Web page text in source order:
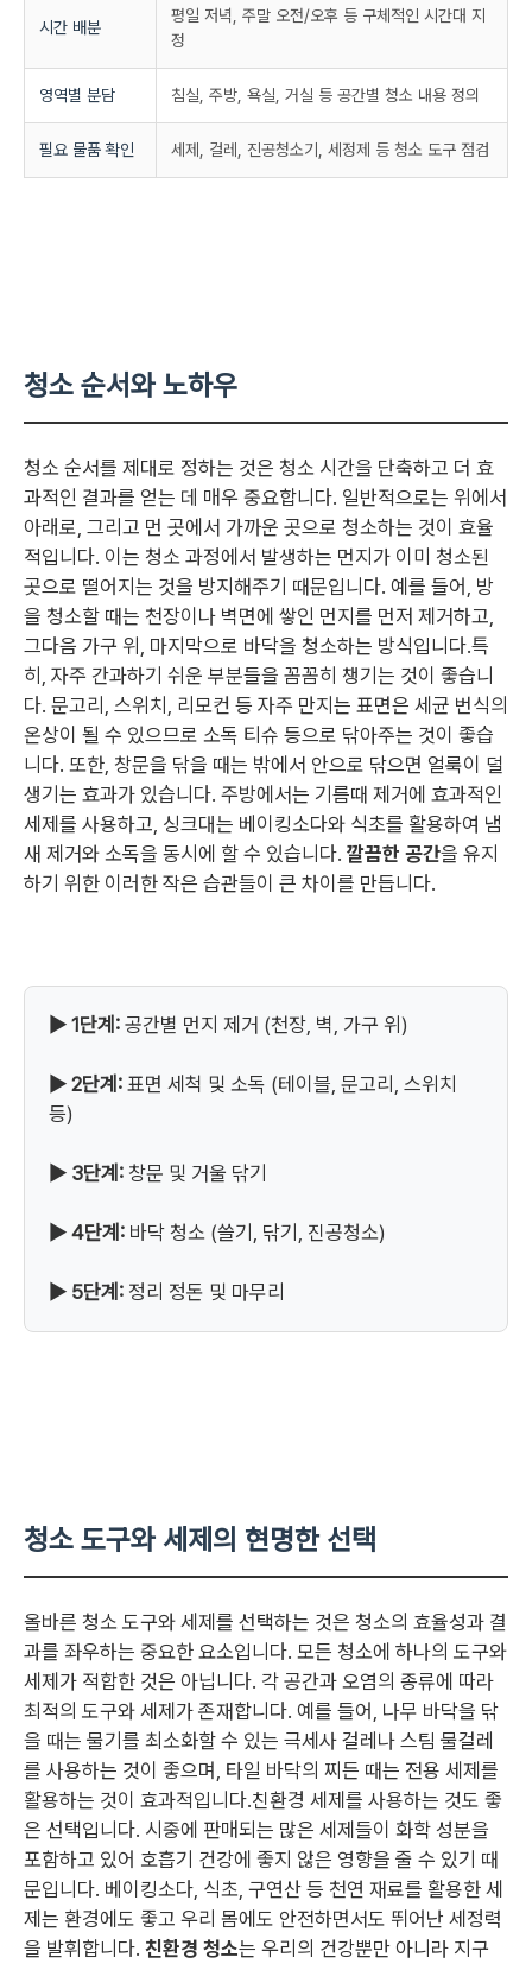
시간 배분
평일 저녁, 주말 오전/오후 등 구체적인 시간대 지
정
영역별 분담 침실, 주방, 욕실, 거실 등 공간별 청소 내용 정의
필요 물품 확인 세제, 걸레, 진공청소기, 세정제 등 청소 도구 점검
청소 순서와 노하우
청소 순서를 제대로 정하는 것은 청소 시간을 단축하고 더 효
과적인 결과를 얻는 데 매우 중요합니다. 일반적으로는 위에서
아래로, 그리고 먼 곳에서 가까운 곳으로 청소하는 것이 효율
적입니다. 이는 청소 과정에서 발생하는 먼지가 이미 청소된
곳으로 떨어지는 것을 방지해주기 때문입니다. 예를 들어, 방
을 청소할 때는 천장이나 벽면에 쌓인 먼지를 먼저 제거하고,
그다음 가구 위, 마지막으로 바닥을 청소하는 방식입니다.특
히, 자주 간과하기 쉬운 부분들을 꼼꼼히 챙기는 것이 좋습니
다. 문고리, 스위치, 리모컨 등 자주 만지는 표면은 세균 번식의
온상이 될 수 있으므로 소독 티슈 등으로 닦아주는 것이 좋습
니다. 또한, 창문을 닦을 때는 밖에서 안으로 닦으면 얼룩이 덜
생기는 효과가 있습니다. 주방에서는 기름때 제거에 효과적인
세제를 사용하고, 싱크대는 베이킹소다와 식초를 활용하여 냄
새 제거와 소독을 동시에 할 수 있습니다. 깔끔한 공간을 유지
하기 위한 이러한 작은 습관들이 큰 차이를 만듭니다.
▶ 1단계: 공간별 먼지 제거 (천장, 벽, 가구 위)
▶ 2단계: 표면 세척 및 소독 (테이블, 문고리, 스위치
등)
▶ 3단계: 창문 및 거울 닦기
▶ 4단계: 바닥 청소 (쓸기, 닦기, 진공청소)
▶ 5단계: 정리 정돈 및 마무리
청소 도구와 세제의 현명한 선택
올바른 청소 도구와 세제를 선택하는 것은 청소의 효율성과 결
과를 좌우하는 중요한 요소입니다. 모든 청소에 하나의 도구와
세제가 적합한 것은 아닙니다. 각 공간과 오염의 종류에 따라
최적의 도구와 세제가 존재합니다. 예를 들어, 나무 바닥을 닦
을 때는 물기를 최소화할 수 있는 극세사 걸레나 스팀 물걸레
를 사용하는 것이 좋으며, 타일 바닥의 찌든 때는 전용 세제를
활용하는 것이 효과적입니다.친환경 세제를 사용하는 것도 좋
은 선택입니다. 시중에 판매되는 많은 세제들이 화학 성분을
포함하고 있어 호흡기 건강에 좋지 않은 영향을 줄 수 있기 때
문입니다. 베이킹소다, 식초, 구연산 등 천연 재료를 활용한 세
제는 환경에도 좋고 우리 몸에도 안전하면서도 뛰어난 세정력
을 발휘합니다. 친환경 청소는 우리의 건강뿐만 아니라 지구